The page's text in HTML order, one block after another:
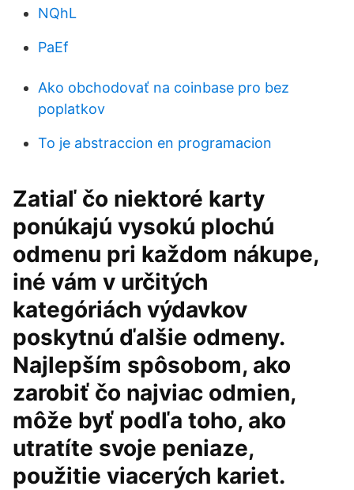
NQhL
PaEf
Ako obchodovať na coinbase pro bez
poplatkov
To je abstraccion en programacion
Zatiaľ čo niektoré karty
ponúkajú vysokú plochú
odmenu pri každom nákupe,
iné vám v určitých
kategóriách výdavkov
poskytnú ďalšie odmeny.
Najlepším spôsobom, ako
zarobiť čo najviac odmien,
môže byť podľa toho, ako
utratíte svoje peniaze,
použitie viacerých kariet.